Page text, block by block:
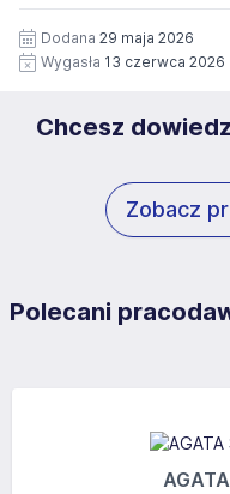
https://
12 miesięcy. Zgoda
czasie wycofana.
Dodana 29 maja 2026
Wygasła 13 czerwca 2026
Chcesz
Zobacz
Polecani